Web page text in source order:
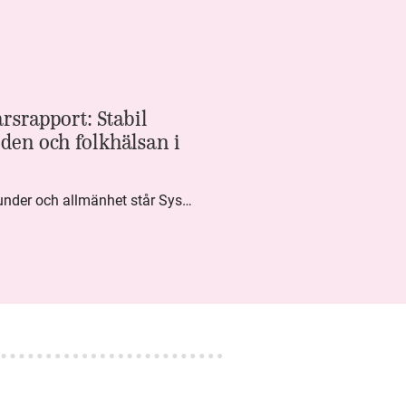
Stabil
och folkhälsan i
Med högt förtroende från kunder och allmänhet står Systembolaget stabilt i samhällsuppdraget. Under kvartalet togs flera steg inom folkhälsa, kundnytta och minskad klimatpåverkan. Nettoomsättningen var i nivå med föregående år och effektiviseringar av verksamheten möjliggjorde fortsatt anpassning för att möta nya behov.